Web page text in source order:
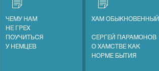
ЧЕМУ НАМ
НЕ ГРЕХ
ПОУЧИТЬСЯ
У НЕМЦЕВ
ХАМ ОБЫКНОВЕННЫЙ
СЕРГЕЙ ПАРАМОНОВ
О ХАМСТВЕ КАК
НОРМЕ БЫТИЯ